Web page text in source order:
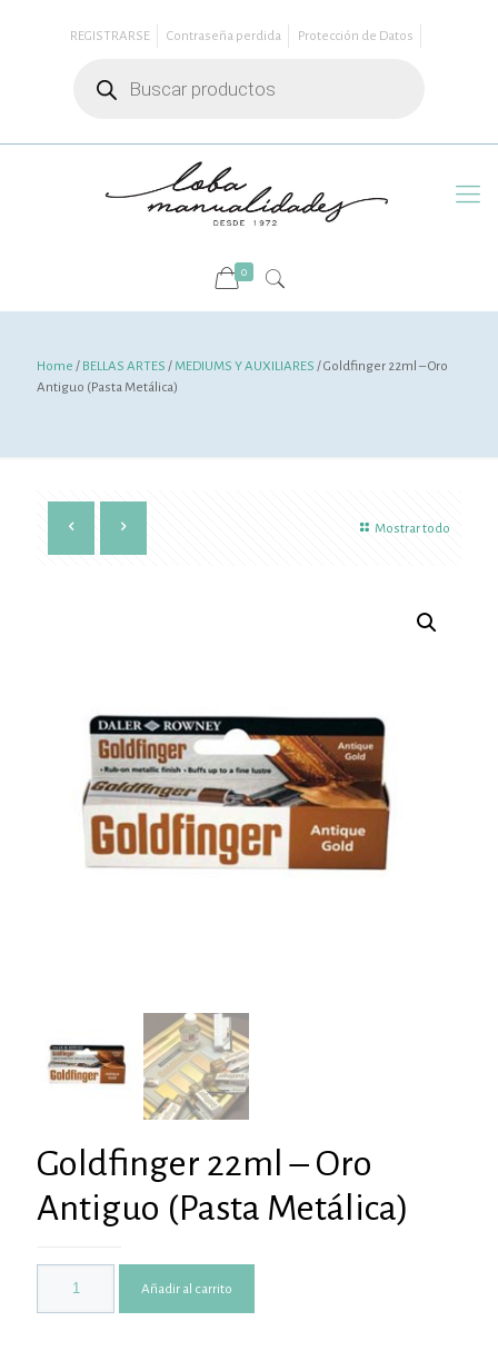
REGISTRARSE Contraseña perdida
Protección de Datos
productos
0
Home / BELLAS ARTES /MEDIUMS Y AUXILIARES / Goldfinger 22ml – Oro
Antiguo (Pasta Metálica)
Mostrar todo
Goldfinger 22ml – Oro
Antiguo (Pasta Metálica)
Añadir al carrito